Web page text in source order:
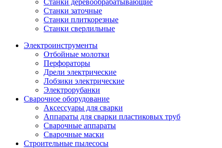
Станки деревообрабатывающие
Станки заточные
Станки плиткорезные
Станки сверлильные
Электроинструменты
Отбойные молотки
Перфораторы
Дрели электрические
Лобзики электрические
Электрорубанки
Сварочное оборудование
Аксессуары для сварки
Аппараты для сварки пластиковых труб
Сварочные аппараты
Сварочные маски
Строительные пылесосы